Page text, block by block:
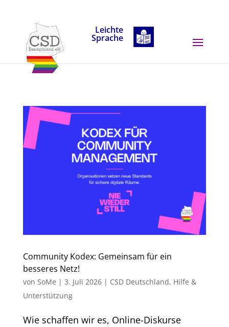
Leichte
Sprache
Community Kodex: Gemeinsam für ein
besseres Netz!
von SoMe | 3. Juli 2026| CSD Deutschland, Hilfe &
Unterstützung
Wie schaffen wir es, Online-Diskurse